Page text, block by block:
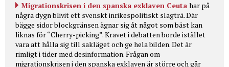
Migrationskrisen i den spanska exklaven Ceuta har på
några dygn blivit ett svenskt inrikespolitiskt slagträ. Där
bägge sidor blockgränsen ägnar sig åt något som bäst kan
liknas för “Cherry-picking”. Kravet i debatten borde istället
vara att hålla sig till sakläget och ge hela bilden. Det är
rimligt i tider med desinformation. Frågan om
migrationskrisen i den spanska exklaven är större och går